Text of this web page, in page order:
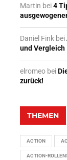
Martin bei4
Daniel Fink bei
und Vergleich
elromeo bei
zurück!
THEMEN
ACTION
ACTION-